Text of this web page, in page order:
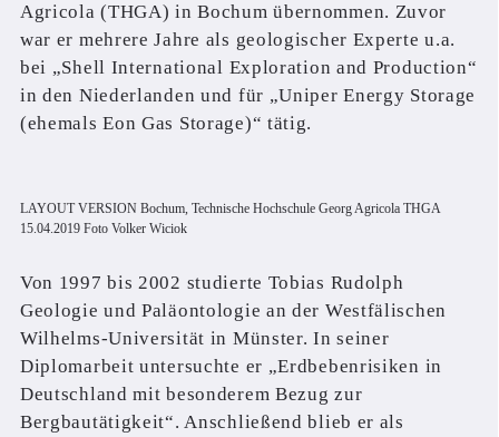
Agricola (THGA) in Bochum übernommen. Zuvor
war er mehrere Jahre als geologischer Experte u.a.
bei „Shell International Exploration and Production“
in den Niederlanden und für „Uniper Energy Storage
(ehemals Eon Gas Storage)“ tätig.
LAYOUT VERSION Bochum, Technische Hochschule Georg Agricola THGA
15.04.2019 Foto Volker Wiciok
Von 1997 bis 2002 studierte Tobias Rudolph
Geologie und Paläontologie an der Westfälischen
Wilhelms-Universität in Münster. In seiner
Diplomarbeit untersuchte er „Erdbebenrisiken in
Deutschland mit besonderem Bezug zur
Bergbautätigkeit“. Anschließend blieb er als